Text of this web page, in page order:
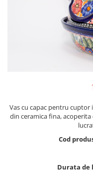
Recipiente depozitare
Colectia Forget-me-nots
Colectia Basket of Blue
Colectia Autumn Garden
Colectia Little Flowers
Colectia Berries
Colectia Morning Sunrise
Vas cu capac pentru
din ceramica fina,
Cod
Durata de